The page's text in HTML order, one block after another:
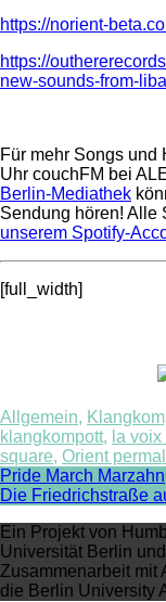
https://norient-
https://
new-sounds-from-
Für mehr Songs und
Uhr couchFM bei
Berlin-Mediathek
Sendung hören! Alle
unserem Spotify-
[full_width]
Allgemein,
klangkompott, la
square, Orient
Post
Pride March Marzahn
Die Friedrichstraße
Ein Projekt von
Universität Berlin
Zusammenarbeit mit
die Berlin University